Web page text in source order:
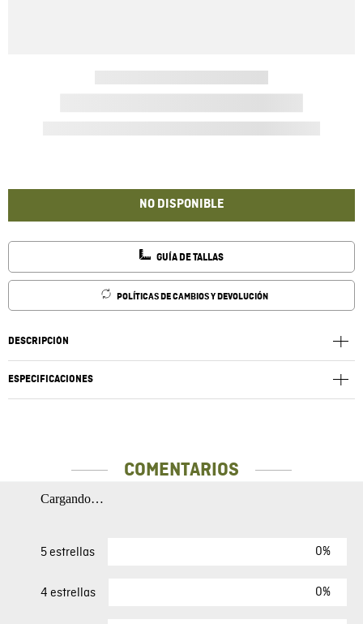
NO DISPONIBLE
GUÍA DE TALLAS
POLÍTICAS DE CAMBIOS Y DEVOLUCIÓN
DESCRIPCIÓN
ESPECIFICACIONES
COMENTARIOS
Cargando…
5 estrellas 0%
4 estrellas 0%